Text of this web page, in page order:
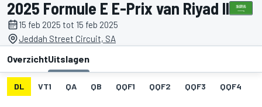
2025 Formule E E-Prix van Riyad II
15 feb 2025 tot 15 feb 2025
Jeddah Street Circuit, SA
OverzichtUitslagen
DL VT1 QA QB QQF1 QQF2 QQF3 QQF4